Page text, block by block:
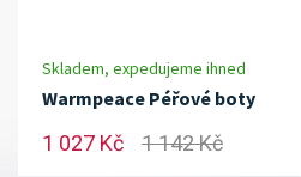
Skladem, expedujeme ihned
Warmpeace Péřové boty
1 027 Kč 1 142 Kč